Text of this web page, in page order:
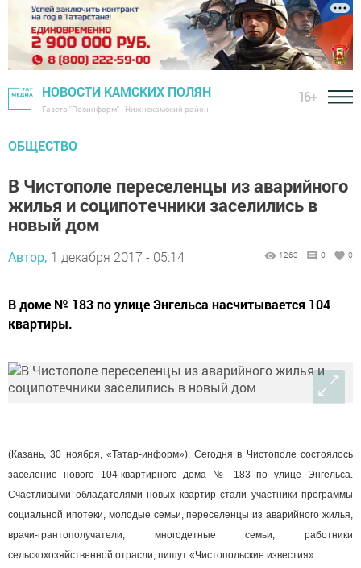
НОВОСТИ КАМСКИХ ПОЛЯН
Газета "Посинформ" - Нижнекамский район
16+
ОБЩЕСТВО
В Чистополе переселенцы из аварийного
жилья и соципотечники заселились в
новый дом
Автор, 1 декабря 2017 - 05:14 1263 0 0
В доме № 183 по улице Энгельса насчитывается 104
квартиры.
(Казань, 30 ноября, «Татар-информ»). Сегодня в Чистополе состоялось
заселение нового 104-квартирного дома № 183 по улице Энгельса.
Счастливыми обладателями новых квартир стали участники программы
социальной ипотеки, молодые семьи, переселенцы из аварийного жилья,
врачи-грантополучатели, многодетные семьи, работники
сельскохозяйственной отрасли, пишут «Чистопольские известия».